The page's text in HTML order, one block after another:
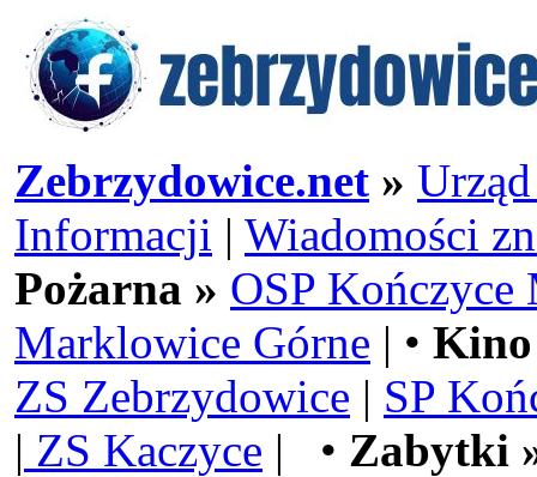
Zebrzydowice.net »
Informacji | Wiadomości
Pożarna » OSP Kończyce
Marklowice Górne | •
ZS Zebrzydowice | SP
| ZS Kaczyce | • Zabytki